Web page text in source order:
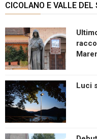
CICOLANO E VALLE DEL
Luci